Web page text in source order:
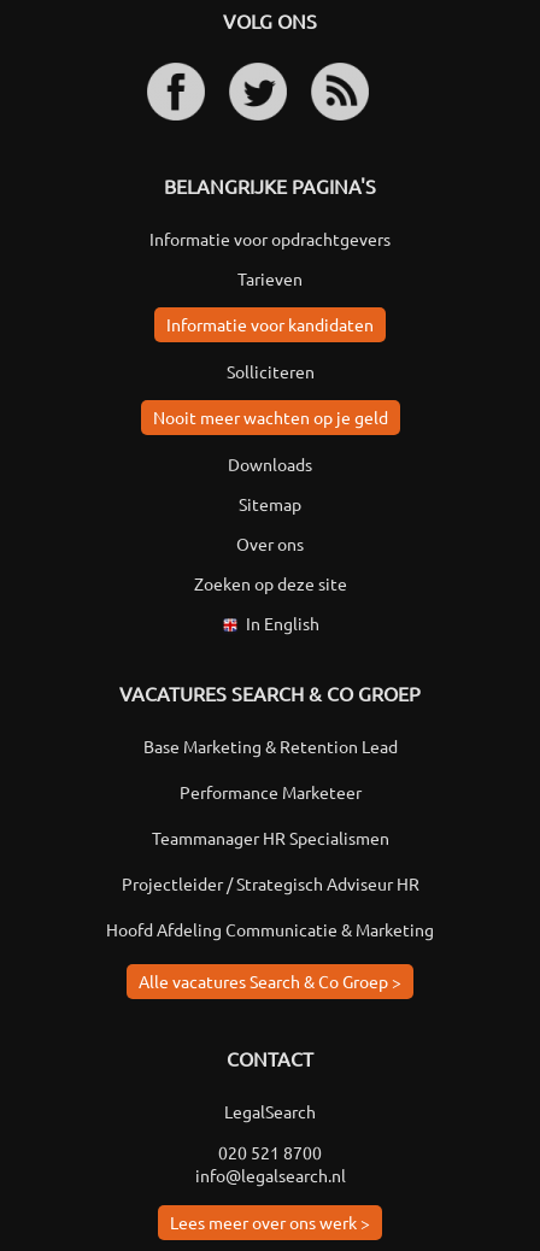
VOLG ONS
BELANGRIJKE PAGINA'S
Informatie voor opdrachtgevers
Tarieven
Informatie voor kandidaten
Solliciteren
Nooit meer wachten op je geld
Downloads
Sitemap
Over ons
Zoeken op deze site
In English
VACATURES SEARCH & CO GROEP
Base Marketing & Retention Lead
Performance Marketeer
Teammanager HR Specialismen
Projectleider / Strategisch Adviseur HR
Hoofd Afdeling Communicatie & Marketing
Alle vacatures Search & Co Groep >
CONTACT
LegalSearch
020 521 8700
info@legalsearch.nl
Lees meer over ons werk >